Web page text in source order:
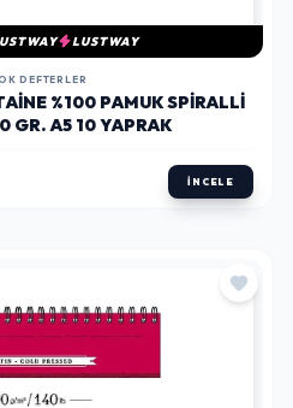
LUSTWAY
DEFTERLER
%100 PAMUK SPIRALLI
GR. A5 10 YAPRAK
İNCELE